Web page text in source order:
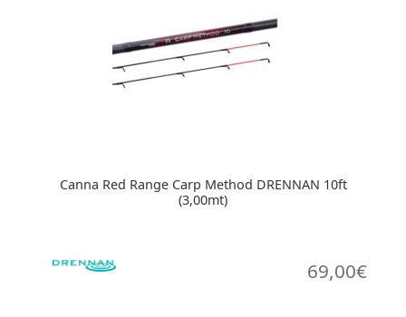
Canna Red Range Carp Method DRENNAN 10ft
(3,00mt)
69,00€